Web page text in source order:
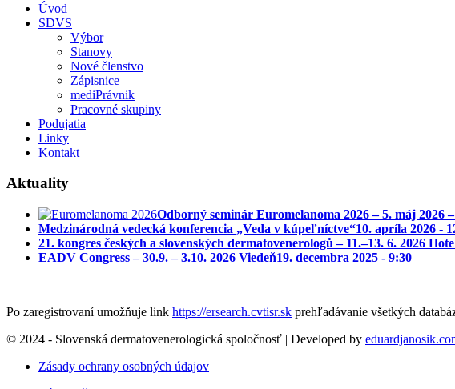
Úvod
SDVS
Výbor
Stanovy
Nové členstvo
Zápisnice
mediPrávnik
Pracovné skupiny
Podujatia
Linky
Kontakt
Aktuality
Odborný seminár Euromelanoma 2026 – 5. máj 2026
Medzinárodná vedecká konferencia „Veda v kúpeľníctve“10. apríla 2026 -
21. kongres českých a slovenských dermatovenerologů – 11.–13. 6. 2026
EADV Congress – 30.9. – 3.10. 2026 Viedeň19. decembra 2025 - 9:30
Po zaregistrovaní umožňuje link https://ersearch.cvtisr.sk prehľadávanie všetkých
© 2024 - Slovenská dermatovenerologická spoločnosť | Developed by
Zásady ochrany osobných údajov